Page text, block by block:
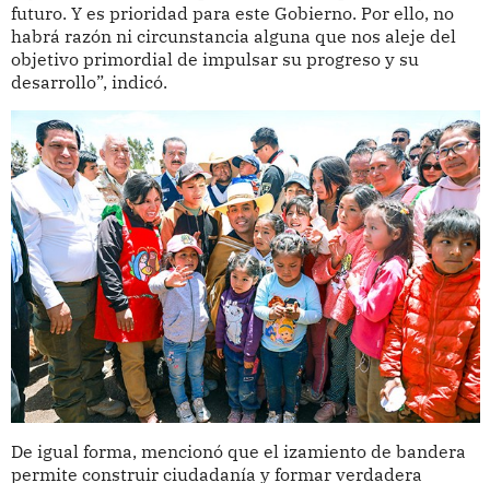
futuro. Y es prioridad para este Gobierno. Por ello, no
habrá razón ni circunstancia alguna que nos aleje del
objetivo primordial de impulsar su progreso y su
desarrollo”, indicó.
De igual forma, mencionó que el izamiento de bandera
permite construir ciudadanía y formar verdadera